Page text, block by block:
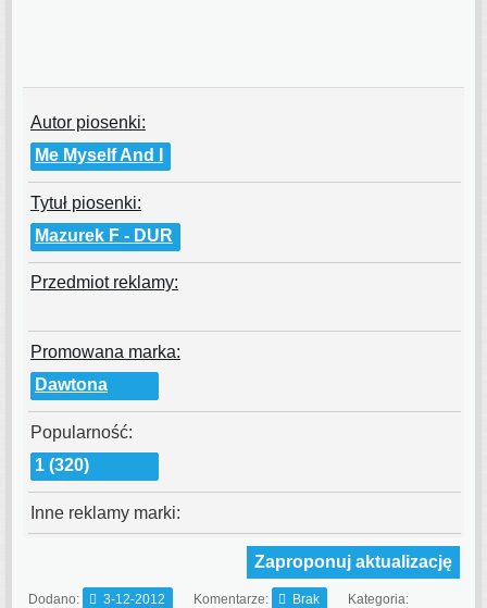
Autor piosenki:
Me Myself And I
Tytuł piosenki:
Mazurek F - DUR
Przedmiot reklamy:
Promowana marka:
Dawtona
Popularność:
1 (320)
Inne reklamy marki:
Zaproponuj aktualizację
Dodano: 3-12-2012 Komentarze: Brak
Kategoria: